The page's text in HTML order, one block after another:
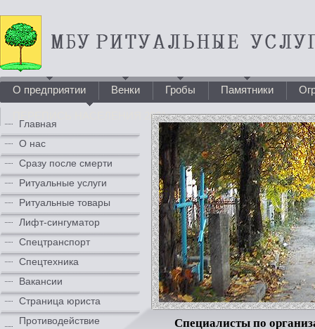
О предприятии Венки Гробы Памятники
ПЕРЕПИСЬ НАСЕЛЕНИЯ 2021
Специалисты по
Главная
О нас
Сразу после смерти
Ритуальные услуги
Ритуальные товары
Лифт-сингуматор
Спецтранспорт
Спецтехника
Вакансии
Страница юриста
Противодействие